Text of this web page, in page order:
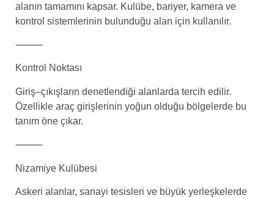
alanın tamamını kapsar. Kulübe, bariyer, kamera ve
kontrol sistemlerinin bulunduğu alan için kullanılır.
⸻
Kontrol Noktası
Giriş–çıkışların denetlendiği alanlarda tercih edilir.
Özellikle araç girişlerinin yoğun olduğu bölgelerde bu
tanım öne çıkar.
⸻
Nizamiye Kulübesi
Askeri alanlar, sanayi tesisleri ve büyük yerleşkelerde